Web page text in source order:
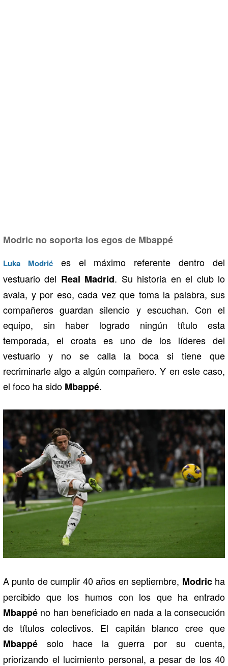
Modric no soporta los egos de Mbappé
Luka Modrićes el máximo referente dentro del
vestuario del Real Madrid. Su historia en el club lo
avala, y por eso, cada vez que toma la palabra, sus
compañeros guardan silencio y escuchan. Con el
equipo, sin haber logrado ningún título esta
temporada, el croata es uno de los líderes del
vestuario y no se calla la boca si tiene que
recriminarle algo a algún compañero. Y en este caso,
el foco ha sido Mbappé.
A punto de cumplir 40 años en septiembre, Modric ha
percibido que los humos con los que ha entrado
Mbappé no han beneficiado en nada a la consecución
de títulos colectivos. El capitán blanco cree que
Mbappé solo hace la guerra por su cuenta,
priorizando el lucimiento personal, a pesar de los 40